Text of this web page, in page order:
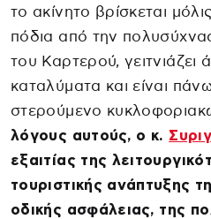
το ακίνητο βρίσκεται
πόδια από την
του Καρτερού, γειτνιάζει
καταλύματα και είναι
στερούμενο
λόγους αυτούς, ο κ.
εξαιτίας της
τουριστικής ανάπτυξης
οδικής ασφάλειας, της